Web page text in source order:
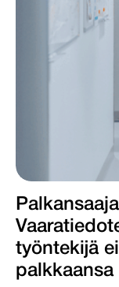
työntekijä
palkkaansa